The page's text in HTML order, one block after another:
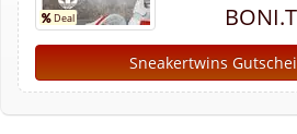
Sneakertwins